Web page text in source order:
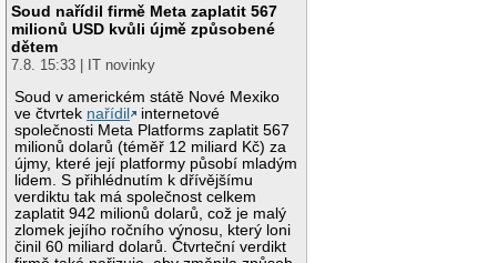
Soud nařídil firmě Meta zaplatit 567
milionů USD kvůli újmě způsobené
dětem
7.8. 15:33 | IT novinky
Soud v americkém státě Nové Mexiko
ve čtvrtek nařídil
internetové
společnosti Meta Platforms zaplatit 567
milionů dolarů (téměř 12 miliard Kč) za
újmy, které její platformy působí mladým
lidem. S přihlédnutím k dřívějšímu
verdiktu tak má společnost celkem
zaplatit 942 milionů dolarů, což je malý
zlomek jejího ročního výnosu, který loni
činil 60 miliard dolarů. Čtvrteční verdikt